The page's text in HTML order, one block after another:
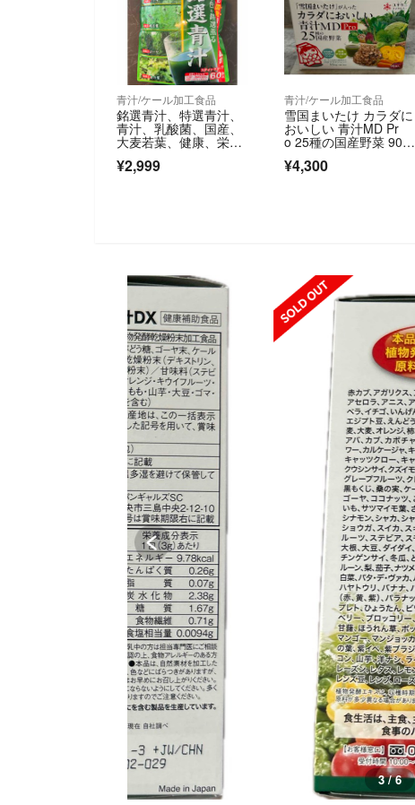
青汁/ケール加工食品
銘選青汁、特選青汁、
青汁、乳酸菌、国産、
大麦若葉、健康、栄養
ム、食物繊維、ニッセ
¥2,999
青汁/ケール加工食品
雪国まいたけ カラダに
おいしい 青汁MD Pr
o 25種の国産野菜 90袋
¥4,300
SOLD OUT
3 / 6